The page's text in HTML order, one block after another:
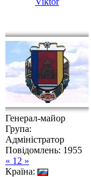
Генерал-майор
Група:
Адміністратор
Повідомлень: 1955
« 12 »
Країна: